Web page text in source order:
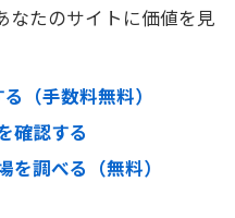
なたのサイトに価値を見
（手数料無料）
確認する
調べる（無料）